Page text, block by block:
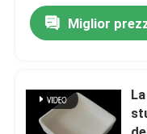
Miglior